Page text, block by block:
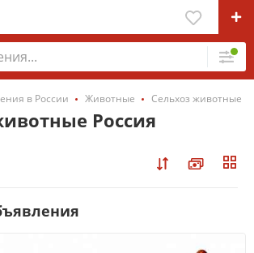
в России Животные Сельхоз животные
Россия